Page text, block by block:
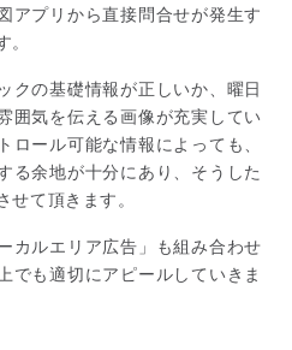
アプリから直接問合せが発生す
クの基礎情報が正しいか、曜日
囲気を伝える画像が充実してい
ロール可能な情報によっても、
る余地が十分にあり、そうした
て頂きます。
カルエリア広告」も組み合わせ
でも適切にアピールしていきま